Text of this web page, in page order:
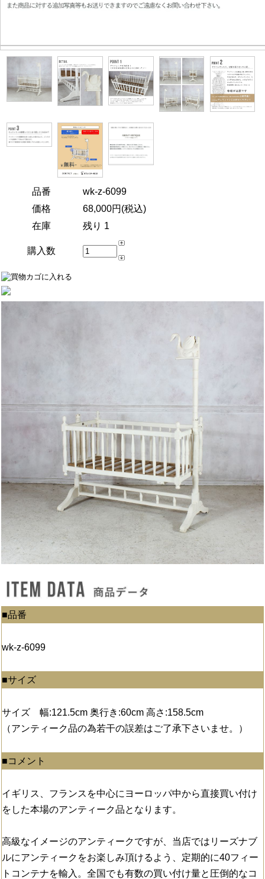
品番
wk-z-6099
価格
68,000円(税込)
在庫
残り 1
購入数
■品番
wk-z-6099
■サイズ
サイズ 幅:121.5cm 奥行き:60cm 高さ:158.5cm
（アンティーク品の為若干の誤差はご了承下さいませ。）
■コメント
イギリス、フランスを中心にヨーロッパ中から直接買い付け
をした本場のアンティーク品となります。
高級なイメージのアンティークですが、当店ではリーズナブ
ルにアンティークをお楽しみ頂けるよう、定期的に40フィー
トコンテナを輸入。全国でも有数の買い付け量と圧倒的なコ